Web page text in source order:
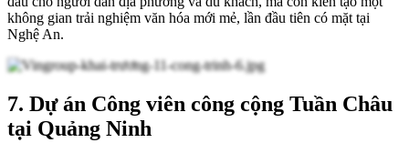
không gian trải nghiệm văn hóa mới mẻ, lần đầu tiên có mặt tại
Nghệ An.
7. Dự án Công viên công cộng Tuần Châu
tại Quảng Ninh